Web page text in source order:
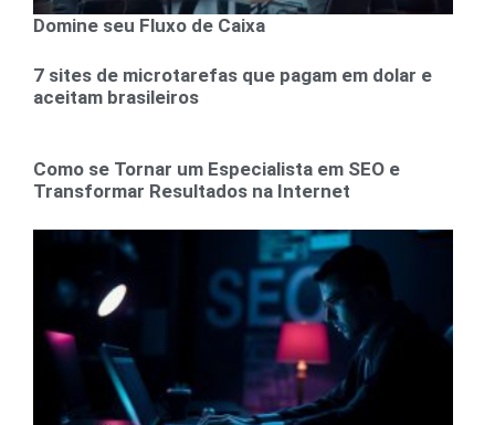
Domine seu Fluxo de Caixa
7 sites de microtarefas que pagam em dolar e
aceitam brasileiros
Como se Tornar um Especialista em SEO e
Transformar Resultados na Internet